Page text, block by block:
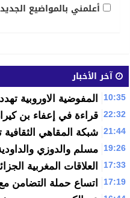
أعلمني بالمواضيع
آخر الأخبار
10:35 المفوضية الاوروبية
22:32 قراءة في إعفاء بن
21:44 شبكة المقاهي الثقافية
19:26 مسلم والدوزي
17:33 العلاقات المغربية
17:19 اتساع حملة التضامن